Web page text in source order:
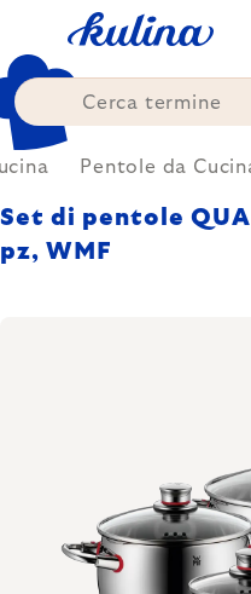
content
Pentole da
Set di pentole
pz, WMF